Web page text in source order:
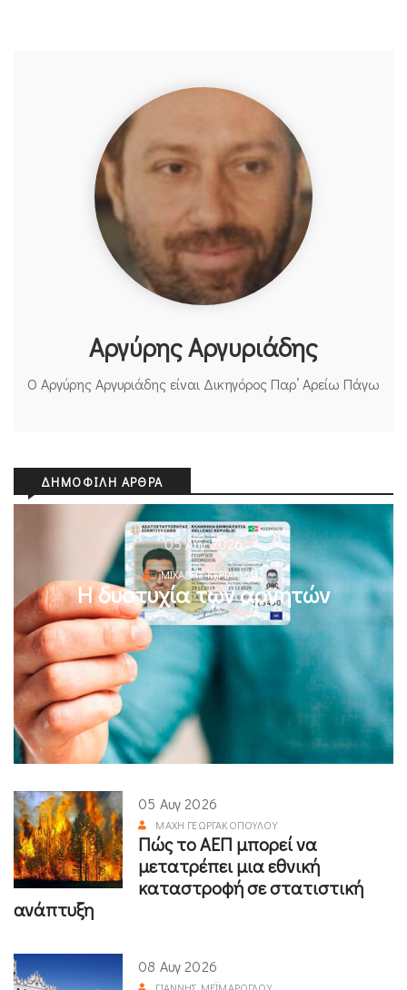
Αργύρης Αργυριάδης
Ο Αργύρης Αργυριάδης είναι Δικηγόρος Παρ’ Αρείω Πάγω
ΔΗΜΟΦΙΛΉ ΆΡΘΡΑ
05 Αυγ 2026
ΜΙΧΆΛΗΣ ΚΥΡΙΑΚΊΔΗΣ
Η δυστυχία των αρνητών
05 Αυγ 2026
ΜΆΧΗ ΓΕΩΡΓΑΚΟΠΟΎΛΟΥ
Πώς το ΑΕΠ μπορεί να
μετατρέπει μια εθνική
καταστροφή σε στατιστική
ανάπτυξη
08 Αυγ 2026